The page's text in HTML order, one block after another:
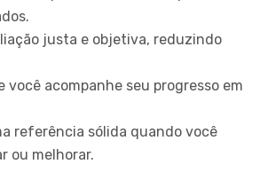
justa e objetiva, reduzindo
você acompanhe seu progresso em
referência sólida quando você
ou melhorar.